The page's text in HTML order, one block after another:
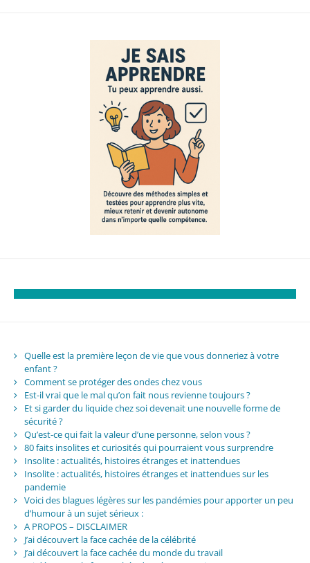
Quelle est la première leçon de vie que vous donneriez à votre
enfant ?
Comment se protéger des ondes chez vous
Est-il vrai que le mal qu’on fait nous revienne toujours ?
Et si garder du liquide chez soi devenait une nouvelle forme de
sécurité ?
Qu’est-ce qui fait la valeur d’une personne, selon vous ?
80 faits insolites et curiosités qui pourraient vous surprendre
Insolite : actualités, histoires étranges et inattendues
Insolite : actualités, histoires étranges et inattendues sur les
pandemie
Voici des blagues légères sur les pandémies pour apporter un peu
d’humour à un sujet sérieux :
A PROPOS – DISCLAIMER
J’ai découvert la face cachée de la célébrité
J’ai découvert la face cachée du monde du travail